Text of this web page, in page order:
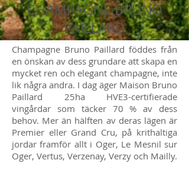
CHAMPAGNE BRUNO
PAILLARD
Champagne Bruno Paillard föddes från
en önskan av dess grundare att skapa en
mycket ren och elegant champagne, inte
lik några andra. I dag äger Maison Bruno
Paillard 25ha HVE3-certifierade
vingårdar som täcker 70 % av dess
behov. Mer än hälften av deras lägen är
Premier eller Grand Cru, på krithaltiga
jordar framför allt i Oger, Le Mesnil sur
Oger, Vertus, Verzenay, Verzy och Mailly.